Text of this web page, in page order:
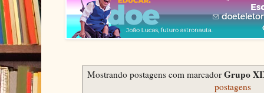
Mostrando postagens com marcador Grupo
postagens